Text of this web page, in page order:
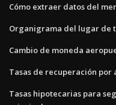
Cómo extraer datos del
Organigrama del lugar de
Cambio de moneda
Tasas de recuperación por
Tasas hipotecarias para